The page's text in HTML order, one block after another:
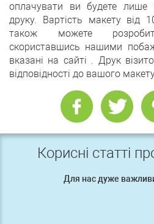
оплачувати ви будете лише
друку. Вартість макету від
також можете
скориставшись нашими
вказані на сайті . Друк
відповідності до вашого
Корисні статті
Для нас дуже